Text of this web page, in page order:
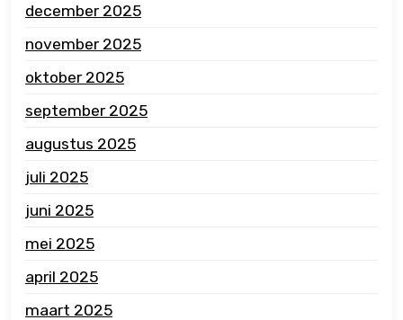
december 2025
november 2025
oktober 2025
september 2025
augustus 2025
juli 2025
juni 2025
mei 2025
april 2025
maart 2025